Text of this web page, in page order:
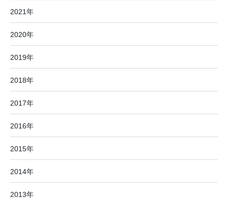
2021年
2020年
2019年
2018年
2017年
2016年
2015年
2014年
2013年